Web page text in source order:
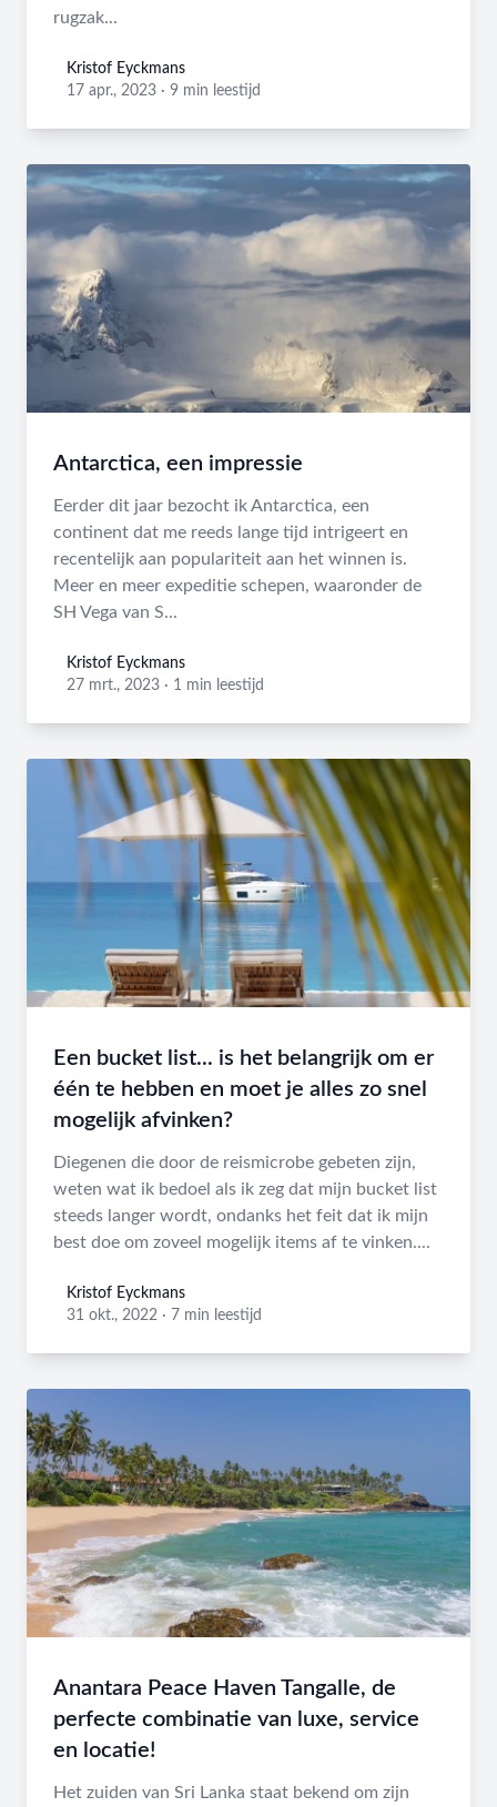
rugzak...
Kristof Eyckmans
Kristof Eyckmans
17 apr., 2023 · 9 min leestijd
Antarctica, een impressie
Eerder dit jaar bezocht ik Antarctica, een
continent dat me reeds lange tijd intrigeert en
recentelijk aan populariteit aan het winnen is.
Meer en meer expeditie schepen, waaronder de
SH Vega van S...
Kristof Eyckmans
Kristof Eyckmans
27 mrt., 2023 · 1 min leestijd
Een bucket list... is het belangrijk om er
één te hebben en moet je alles zo snel
mogelijk afvinken?
Diegenen die door de reismicrobe gebeten zijn,
weten wat ik bedoel als ik zeg dat mijn bucket list
steeds langer wordt, ondanks het feit dat ik mijn
best doe om zoveel mogelijk items af te vinken....
Kristof Eyckmans
Kristof Eyckmans
31 okt., 2022 · 7 min leestijd
Anantara Peace Haven Tangalle, de
perfecte combinatie van luxe, service
en locatie!
Het zuiden van Sri Lanka staat bekend om zijn